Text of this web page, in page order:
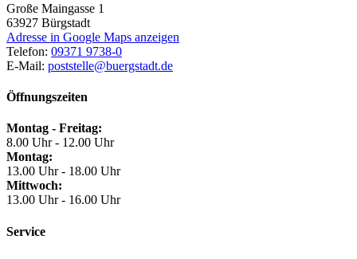
Große Maingasse 1
63927 Bürgstadt
Adresse in Google Maps anzeigen
Telefon: 09371 9738-0
E-Mail: poststelle@buergstadt.de
Öffnungszeiten
Montag - Freitag:
8.00 Uhr - 12.00 Uhr
Montag:
13.00 Uhr - 18.00 Uhr
Mittwoch:
13.00 Uhr - 16.00 Uhr
Service